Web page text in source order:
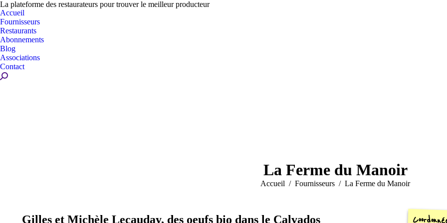
La plateforme des restaurateurs pour trouver le meilleur producteur
Accueil
Fournisseurs
Restaurants
Abonnements
Blog
Associations
Contact
Recherche
La Ferme du Manoir
Vous êtes ici :
Accueil Fournisseurs La Ferme du Manoir
Gilles et Michèle Lecauday, des oeufs bio dans le Calvados